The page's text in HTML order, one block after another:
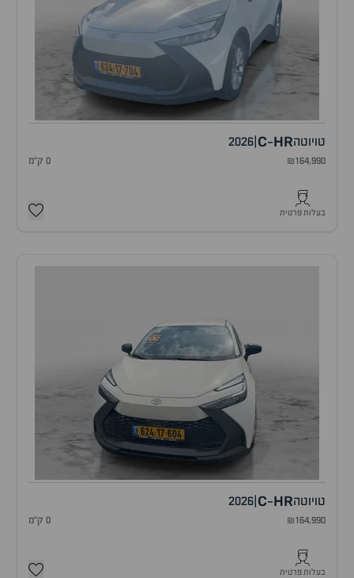
טויוטה C-HR
2026
₪164,990 0 ק"מ
בעלות פרטית
טויוטה C-HR
2026
₪164,990 0 ק"מ
בעלות פרטית